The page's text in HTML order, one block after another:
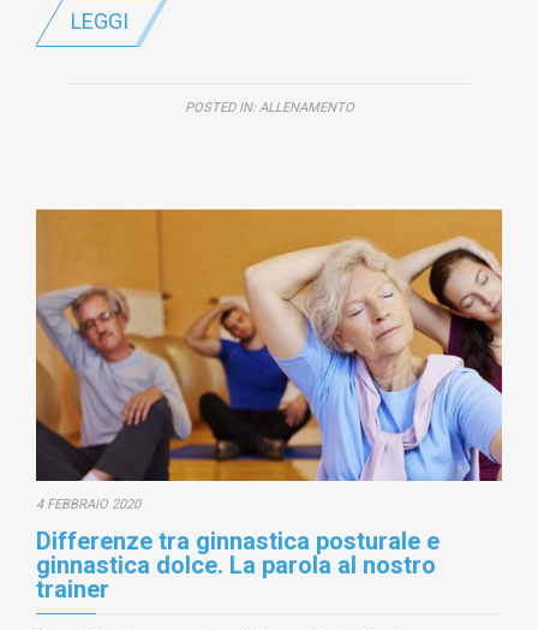
LEGGI
POSTED IN: ALLENAMENTO
4 FEBBRAIO 2020
Differenze tra ginnastica posturale e
ginnastica dolce. La parola al nostro
trainer